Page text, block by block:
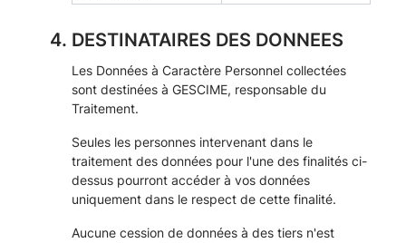
DESTINATAIRES DES DONNEES
Les Données à Caractère Personnel collectées
sont destinées à GESCIME, responsable du
Traitement.
Seules les personnes intervenant dans le
traitement des données pour l'une des finalités ci-
dessus pourront accéder à vos données
uniquement dans le respect de cette finalité.
Aucune cession de données à des tiers n'est